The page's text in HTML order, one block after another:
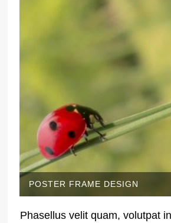
POSTER FRAME DESIGN
Phasellus velit quam, volutpat